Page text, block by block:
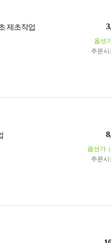
제초작업
옵션
주문시
옵션가
주문시